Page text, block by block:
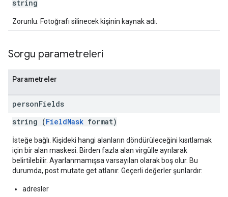
string
Zorunlu. Fotoğrafı silinecek kişinin kaynak adı.
Sorgu parametreleri
Parametreler
personFields
string (FieldMask format)
İsteğe bağlı. Kişideki hangi alanların döndürüleceğini kısıtlamak
için bir alan maskesi. Birden fazla alan virgülle ayrılarak
belirtilebilir. Ayarlanmamışsa varsayılan olarak boş olur. Bu
durumda, post mutate get atlanır. Geçerli değerler şunlardır:
adresler